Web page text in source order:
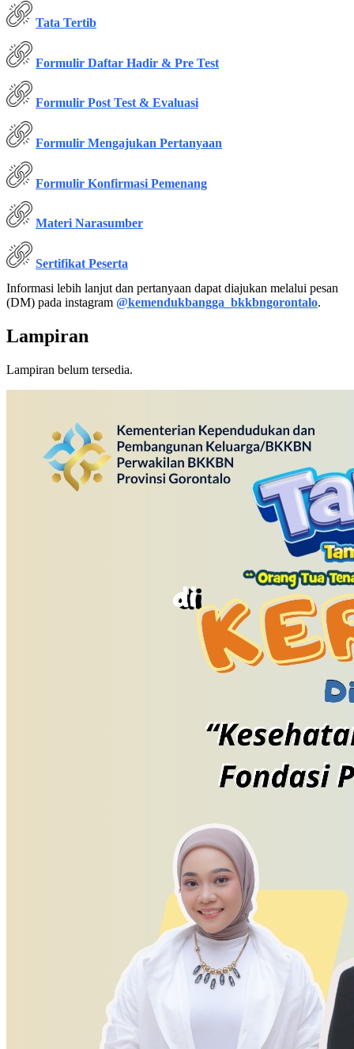
Tata Tertib
Formulir Daftar Hadir & Pre Test
Formulir Post Test & Evaluasi
Formulir Mengajukan Pertanyaan
Formulir Konfirmasi Pemenang
Materi Narasumber
Sertifikat Peserta
Informasi lebih lanjut dan pertanyaan dapat diajukan melalui pesan
(DM) pada instagram @kemendukbangga_bkkbngorontalo.
Lampiran
Lampiran belum tersedia.